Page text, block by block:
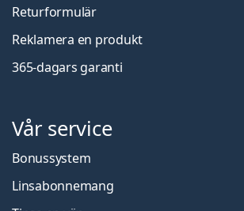
Returformulär
Reklamera en produkt
365-dagars garanti
Vår service
Bonussystem
Linsabonnemang